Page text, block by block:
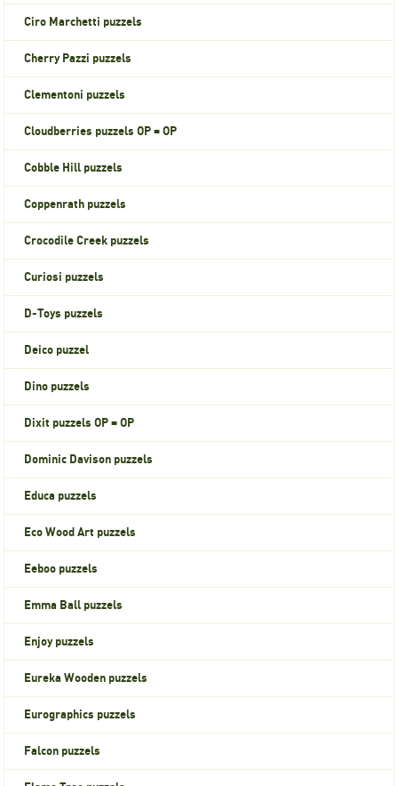
Ciro Marchetti puzzels
Cherry Pazzi puzzels
Clementoni puzzels
Cloudberries puzzels OP = OP
Cobble Hill puzzels
Coppenrath puzzels
Crocodile Creek puzzels
Curiosi puzzels
D-Toys puzzels
Deico puzzel
Dino puzzels
Dixit puzzels OP = OP
Dominic Davison puzzels
Educa puzzels
Eco Wood Art puzzels
Eeboo puzzels
Emma Ball puzzels
Enjoy puzzels
Eureka Wooden puzzels
Eurographics puzzels
Falcon puzzels